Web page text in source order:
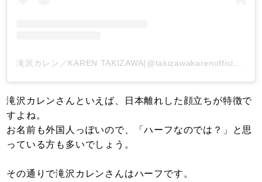
滝沢カレンさんといえば、日本離れした顔立ちが特徴で
すよね。
お名前も外国人っぽいので、「ハーフなのでは？」と思
っている方も多いでしょう。
その通りで滝沢カレンさんはハーフです。